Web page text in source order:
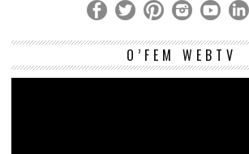
O’FEM WEBTV